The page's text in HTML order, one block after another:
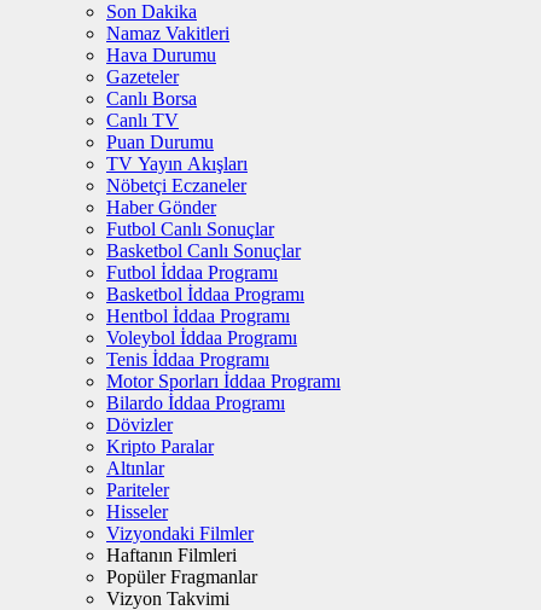
Son Dakika
Namaz Vakitleri
Hava Durumu
Gazeteler
Canlı Borsa
Canlı TV
Puan Durumu
TV Yayın Akışları
Nöbetçi Eczaneler
Haber Gönder
Futbol Canlı Sonuçlar
Basketbol Canlı Sonuçlar
Futbol İddaa Programı
Basketbol İddaa Programı
Hentbol İddaa Programı
Voleybol İddaa Programı
Tenis İddaa Programı
Motor Sporları İddaa Programı
Bilardo İddaa Programı
Dövizler
Kripto Paralar
Altınlar
Pariteler
Hisseler
Vizyondaki Filmler
Haftanın Filmleri
Popüler Fragmanlar
Vizyon Takvimi